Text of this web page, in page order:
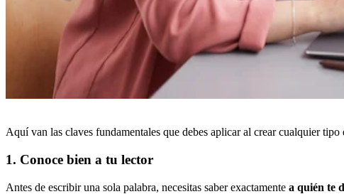
Aquí van las claves fundamentales que debes aplicar al crear cualquier
1. Conoce bien a tu lector
Antes de escribir una sola palabra, necesitas saber exactamente a quién te